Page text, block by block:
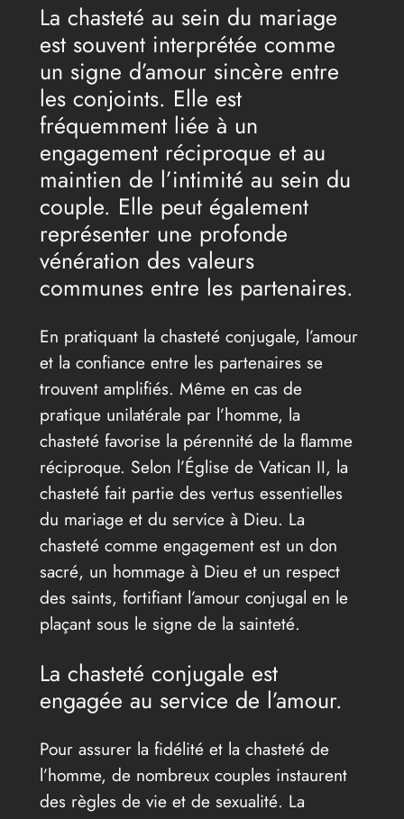
La chasteté au sein du mariage
est souvent interprétée comme
un signe d’amour sincère entre
les conjoints. Elle est
fréquemment liée à un
engagement réciproque et au
maintien de l’intimité au sein du
couple. Elle peut également
représenter une profonde
vénération des valeurs
communes entre les partenaires.
En pratiquant la chasteté conjugale, l’amour
et la confiance entre les partenaires se
trouvent amplifiés. Même en cas de
pratique unilatérale par l’homme, la
chasteté favorise la pérennité de la flamme
réciproque. Selon l’Église de Vatican II, la
chasteté fait partie des vertus essentielles
du mariage et du service à Dieu. La
chasteté comme engagement est un don
sacré, un hommage à Dieu et un respect
des saints, fortifiant l’amour conjugal en le
plaçant sous le signe de la sainteté.
La chasteté conjugale est
engagée au service de l’amour.
Pour assurer la fidélité et la chasteté de
l’homme, de nombreux couples instaurent
des règles de vie et de sexualité. La